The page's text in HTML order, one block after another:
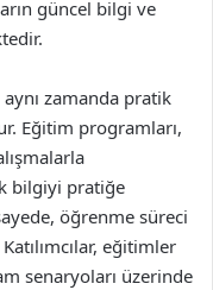
güncel bilgi ve
zamanda pratik
Eğitim programları,
bilgiyi pratiğe
öğrenme süreci
eğitimler
senaryoları üzerinde